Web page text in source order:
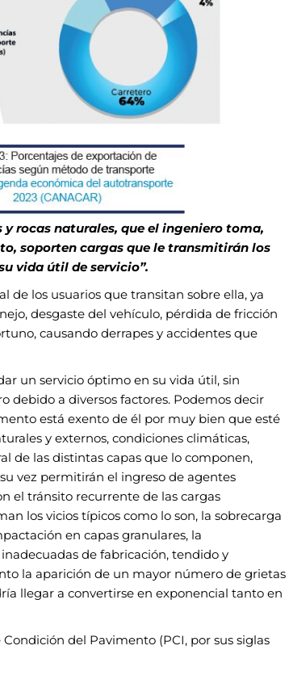
rocas naturales, que el ingeniero toma,
soporten cargas que le transmitirán los
vida útil de servicio”.
de los usuarios que transitan sobre ella, ya
desgaste del vehículo, pérdida de fricción
causando derrapes y accidentes que
un servicio óptimo en su vida útil, sin
debido a diversos factores. Podemos decir
está exento de él por muy bien que esté
y externos, condiciones climáticas,
de las distintas capas que lo componen,
vez permitirán el ingreso de agentes
el tránsito recurrente de las cargas
los vicios típicos como lo son, la sobrecarga
en capas granulares, la
inadecuadas de fabricación, tendido y
la aparición de un mayor número de grietas
llegar a convertirse en exponencial tanto en
del Pavimento (PCI, por sus siglas